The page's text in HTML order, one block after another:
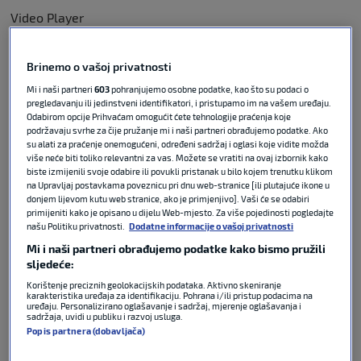
Video Player
Play
Unmute
Current
Time0:00
Duration0:00
Loaded:0%
Stream
TypeLIVE
Remaining
Time-0:00
Playback
Rate
Brinemo o vašoj privatnosti
Mi i naši partneri603pohranjujemo osobne podatke, kao što su podaci o
pregledavanju ili jedinstveni identifikatori, i pristupamo im na vašem uređaju.
Odabirom opcije Prihvaćam omogućit ćete tehnologije praćenja koje
podržavaju svrhe za čije pružanje mi i naši partneri obrađujemo podatke. Ako
su alati za praćenje onemogućeni, određeni sadržaj i oglasi koje vidite možda
više neće biti toliko relevantni za vas. Možete se vratiti na ovaj izbornik kako
biste izmijenili svoje odabire ili povukli pristanak u bilo kojem trenutku klikom
na Upravljaj postavkama poveznicu pri dnu web-stranice [ili plutajuće ikone u
donjem lijevom kutu web stranice, ako je primjenjivo]. Vaši će se odabiri
primijeniti kako je opisano u dijelu Web-mjesto. Za više pojedinosti pogledajte
našu Politiku privatnosti.
Dodatne informacije o vašoj privatnosti
Mi i naši partneri obrađujemo podatke kako bismo pružili
sljedeće:
Korištenje preciznih geolokacijskih podataka. Aktivno skeniranje
karakteristika uređaja za identifikaciju. Pohrana i/ili pristup podacima na
uređaju. Personalizirano oglašavanje i sadržaj, mjerenje oglašavanja i
sadržaja, uvidi u publiku i razvoj usluga.
Popis partnera (dobavljača)